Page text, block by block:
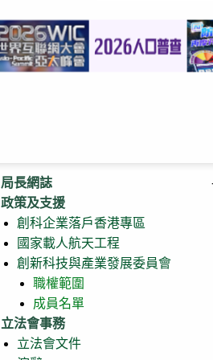
局長網誌
政策及支援
創科企業落戶香港專區
國家載人航天工程
創新科技與產業發展委員會
職權範圍
成員名單
立法會事務
立法會文件